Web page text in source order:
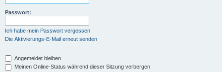
Passwort:
Ich habe mein Passwort vergessen
Die Aktivierungs-E-Mail erneut senden
Angemeldet bleiben
Meinen Online-Status während dieser Sitzung verbergen